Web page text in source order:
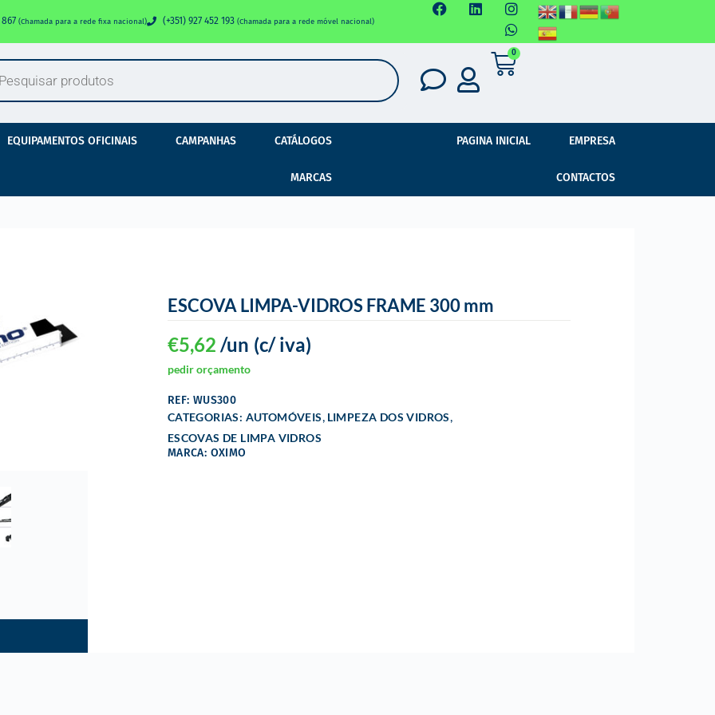
867 (Chamada para a rede fixa nacional) (+351) 927 452 193 (Chamada para a rede móvel nacional)
0
EQUIPAMENTOS OFICINAIS CAMPANHAS CATÁLOGOS
MARCAS
PAGINA INICIAL EMPRESA
CONTACTOS
ESCOVA LIMPA-VIDROS FRAME 300 mm
€5,62 (c/ iva)
/un
pedir orçamento
REF: WUS300
CATEGORIAS: AUTOMÓVEIS, LIMPEZA DOS VIDROS,
ESCOVAS DE LIMPA VIDROS
MARCA: OXIMO